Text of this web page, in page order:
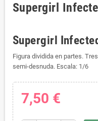
Supergirl
Supergirl
Figura dividida en partes.
semi-desnuda. Escala: 1/6
7,50 €